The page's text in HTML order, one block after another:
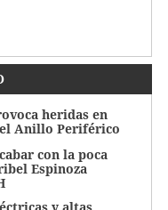
heridas en
Anillo Periférico
con la poca
Espinoza